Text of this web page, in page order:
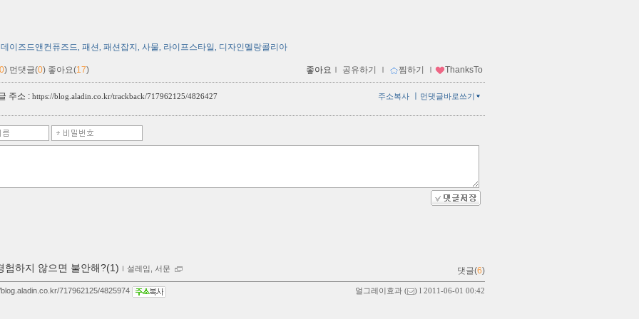
데이즈드앤컨퓨즈드, 패션, 패션잡지 , 사물, 라이프스타일, 디자인멜랑콜리아
0) 먼댓글(0) 좋아요(17) 좋아요 ｌ 공유하기 ｌ 찜하기 ｌ ThanksTo
주소 : https://blog.aladin.co.kr/trackback/717962125/4826427 먼댓글바로쓰기
주소복사
험하지 않으면 불안해?(1) ｌ 설레임, 서문 댓글(6)
얼그레이효과 ( ) l 2011-06-01 00:42
717962125/4825974